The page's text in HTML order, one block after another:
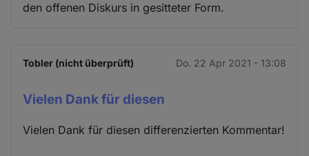
den offenen Diskurs in gesitteter Form.
Tobler (nicht überprüft) Do. 22 Apr 2021 - 13:08
Vielen Dank für diesen
Vielen Dank für diesen differenzierten Kommentar!